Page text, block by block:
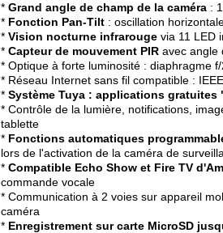
* Grand angle de champ de la caméra :
* Fonction Pan-Tilt : oscillation
* Vision nocturne infrarouge via 11 LED
* Capteur de mouvement PIR avec angle
* Optique à forte luminosité : diaphragme
* Réseau Internet sans fil compatible :
* Système Tuya : applications
* Contrôle de la lumière, notifications,
tablette
* Fonctions automatiques
lors de l'activation de la caméra de
* Compatible Echo Show et Fire TV
commande vocale
* Communication à 2 voies sur appareil
caméra
* Enregistrement sur carte MicroSD